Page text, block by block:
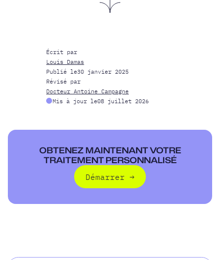
Écrit par
Louis Damas
Publié le30 janvier 2025
Révisé par
Docteur Antoine Campagne
Mis à jour le08 juillet 2026
OBTENEZ MAINTENANT VOTRE
TRAITEMENT PERSONNALISÉ
Démarrer →